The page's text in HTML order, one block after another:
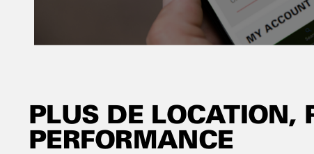
PLUS DE LOCATION,
PERFORMANCE